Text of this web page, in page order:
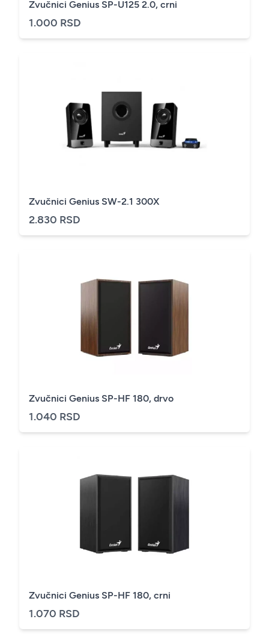
Zvučnici Genius SP-U125 2.0, crni
1.000 RSD
Zvučnici Genius SW-2.1 300X
2.830 RSD
Zvučnici Genius SP-HF 180, drvo
1.040 RSD
Zvučnici Genius SP-HF 180, crni
1.070 RSD